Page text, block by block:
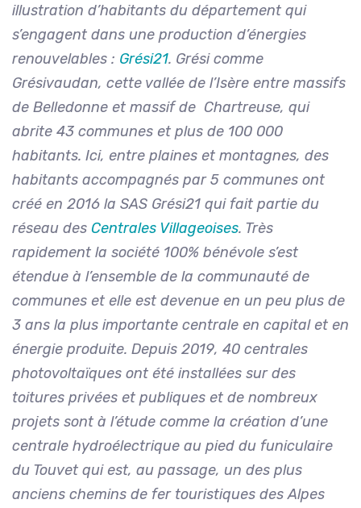
illustration d’habitants du département qui
s’engagent dans une production d’énergies
renouvelables : Grési21. Grési comme
Grésivaudan, cette vallée de l’Isère entre massifs
de Belledonne et massif de Chartreuse, qui
abrite 43 communes et plus de 100 000
habitants. Ici, entre plaines et montagnes, des
habitants accompagnés par 5 communes ont
créé en 2016 la SAS Grési21 qui fait partie du
réseau des Centrales Villageoises. Très
rapidement la société 100% bénévole s’est
étendue à l’ensemble de la communauté de
communes et elle est devenue en un peu plus de
3 ans la plus importante centrale en capital et en
énergie produite. Depuis 2019, 40 centrales
photovoltaïques ont été installées sur des
toitures privées et publiques et de nombreux
projets sont à l’étude comme la création d’une
centrale hydroélectrique au pied du funiculaire
du Touvet qui est, au passage, un des plus
anciens chemins de fer touristiques des Alpes